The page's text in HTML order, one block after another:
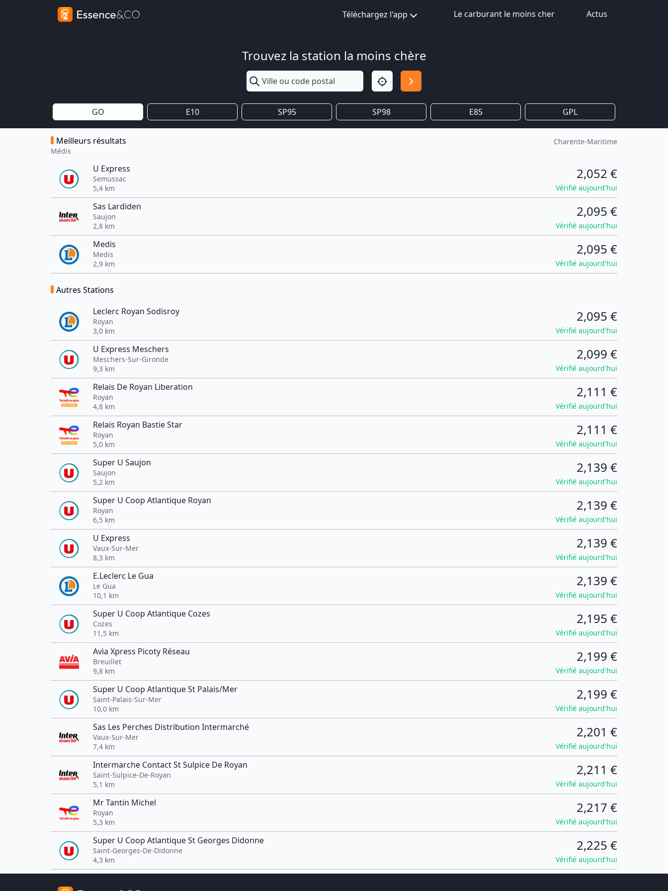
Téléchargez l'app Le carburant le moins cher Actus
Trouvez la station la moins chère
GO E10 SP95 SP98 E85 GPL
Meilleurs résultats
Médis
Charente-Maritime
U Express
Semussac
5,4 km
2,052 €
Vérifié aujourd'hui
Sas Lardiden
Saujon
2,8 km
2,095 €
Vérifié aujourd'hui
Medis
Medis
2,9 km
2,095 €
Vérifié aujourd'hui
Autres Stations
Leclerc Royan Sodisroy
Royan
3,0 km
2,095 €
Vérifié aujourd'hui
U Express Meschers
Meschers-Sur-Gironde
9,3 km
2,099 €
Vérifié aujourd'hui
Relais De Royan Liberation
Royan
4,8 km
2,111 €
Vérifié aujourd'hui
Relais Royan Bastie Star
Royan
5,0 km
2,111 €
Vérifié aujourd'hui
Super U Saujon
Saujon
5,2 km
2,139 €
Vérifié aujourd'hui
Super U Coop Atlantique Royan
Royan
6,5 km
2,139 €
Vérifié aujourd'hui
U Express
Vaux-Sur-Mer
8,3 km
2,139 €
Vérifié aujourd'hui
E.Leclerc Le Gua
Le Gua
10,1 km
2,139 €
Vérifié aujourd'hui
Super U Coop Atlantique Cozes
Cozes
11,5 km
2,195 €
Vérifié aujourd'hui
Avia Xpress Picoty Réseau
Breuillet
9,8 km
2,199 €
Vérifié aujourd'hui
Super U Coop Atlantique St Palais/Mer
Saint-Palais-Sur-Mer
10,0 km
2,199 €
Vérifié aujourd'hui
Sas Les Perches Distribution Intermarché
Vaux-Sur-Mer
7,4 km
2,201 €
Vérifié aujourd'hui
Intermarche Contact St Sulpice De Royan
Saint-Sulpice-De-Royan
5,1 km
2,211 €
Vérifié aujourd'hui
Mr Tantin Michel
Royan
5,3 km
2,217 €
Vérifié aujourd'hui
Super U Coop Atlantique St Georges Didonne
Saint-Georges-De-Didonne
4,3 km
2,225 €
Vérifié aujourd'hui